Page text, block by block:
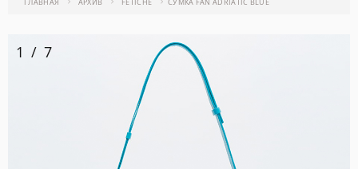
1 / 7